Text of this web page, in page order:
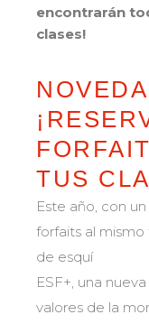
Pirineos 20
Niños y
Para todos los
Nuestras
La
75 años de
La seguridad
¡Una de nuestras
encontrarán
clases!
TUS
Este año, con
forfaits al
de esquí
ESF+, una
valores de la